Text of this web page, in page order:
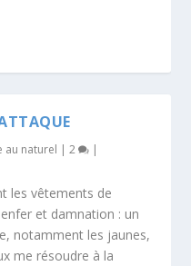
au naturel |2 |
les vêtements de
et damnation : un
notamment les jaunes,
me résoudre à la